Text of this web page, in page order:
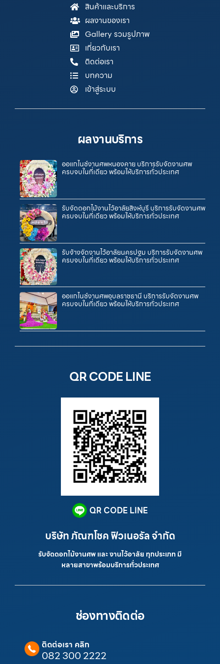
สินค้าและบริการ
ผลงานของเรา
Gallery รวมรูปภาพ
เกี่ยวกับเรา
ติดต่อเรา
บทความ
เข้าสู่ระบบ
ผลงานบริการ
ออแกไนซ์งานศพหนองคาย บริการรับจัดงานศพ
ครบจบในที่เดียว พร้อมให้บริการทั่วประเทศ
รับจัดดอกไม้งานไว้อาลัยสิงห์บุรี บริการรับจัดงานศพ
ครบจบในที่เดียว พร้อมให้บริการทั่วประเทศ
รับจ้างจัดงานไว้อาลัยนครปฐม บริการรับจัดงานศพ
ครบจบในที่เดียว พร้อมให้บริการทั่วประเทศ
ออแกไนซ์งานศพอุบลราชธานี บริการรับจัดงานศพ
ครบจบในที่เดียว พร้อมให้บริการทั่วประเทศ
QR CODE LINE
QR CODE LINE
บริษัท ภัณฑโชค ฟิวเนอรัล จำกัด
รับจัดดอกไม้งานศพ และ งานไว้อาลัย ทุกประเภท มี
หลายสาขาพร้อมบริการทั่วประเทศ
ช่องทางติดต่อ
ติดต่อเรา คลิก
082 300 2222